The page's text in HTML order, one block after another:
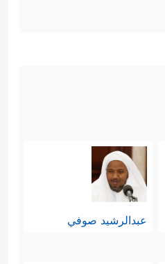
عبدالرشيد صوفي